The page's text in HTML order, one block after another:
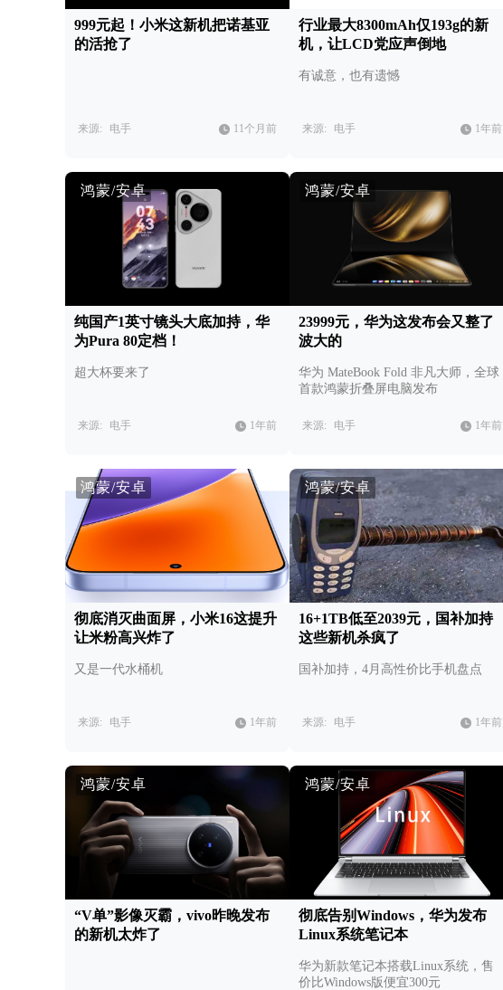
999元起！小米这新机把诺基亚
的活抢了
来源: 电手 11个月前
行业最大8300mAh仅193g的新
机，让LCD党应声倒地
有诚意，也有遗憾
来源: 电手 1年前
鸿蒙/安卓
纯国产1英寸镜头大底加持，华
为Pura 80定档！
超大杯要来了
来源: 电手 1年前
鸿蒙/安卓
23999元，华为这发布会又整了
波大的
华为 MateBook Fold 非凡大师，全球
首款鸿蒙折叠屏电脑发布
来源: 电手 1年前
鸿蒙/安卓
彻底消灭曲面屏，小米16这提升
让米粉高兴炸了
又是一代水桶机
来源: 电手 1年前
鸿蒙/安卓
16+1TB低至2039元，国补加持
这些新机杀疯了
国补加持，4月高性价比手机盘点
来源: 电手 1年前
鸿蒙/安卓
“V单”影像灭霸，vivo昨晚发布
的新机太炸了
鸿蒙/安卓
彻底告别Windows，华为发布
Linux系统笔记本
华为新款笔记本搭载Linux系统，售
价比Windows版便宜300元